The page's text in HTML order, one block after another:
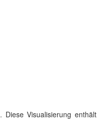
. Diese Visualisierung enthält